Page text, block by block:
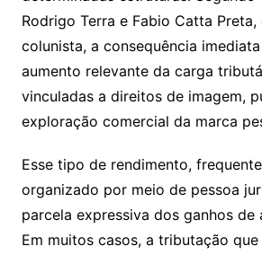
Rodrigo Terra e Fabio Catta Preta,
colunista, a consequência
aumento relevante da carga
vinculadas a direitos de imagem,
exploração comercial da marca
Esse tipo de rendimento,
organizado por meio de pessoa
parcela expressiva dos ganhos de
Em muitos casos, a tributação